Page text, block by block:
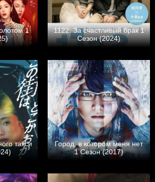
1
1122: За счастливый брак 1
Сезон (2024)
такси
Город, в котором меня нет
1 Сезон (2017)